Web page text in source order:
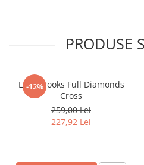
PRODUSE
-12%
Lant Brooks Full Diamonds
Cross
259,00 Lei
227,92 Lei